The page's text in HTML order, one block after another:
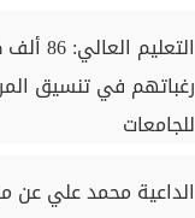
التعليم
رغباتهم في تنسيق
للجامعات
الداعية محمد علي عن